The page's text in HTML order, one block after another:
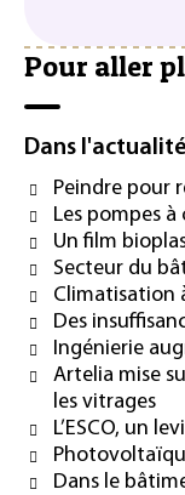
Pour aller
Dans l'actualité
Peindre pour
Les pompes
Un film
Secteur du
Climatisation
Des
Ingénierie
Artelia mise
les vitrages
L’ESCO, un
Dans le